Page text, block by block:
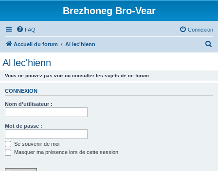
Brezhoneg Bro-Vear
FAQ Connexion
Accueil du forum Al lec'hienn
Al lec'hienn
Vous ne pouvez pas voir ou consulter les sujets de ce forum.
CONNEXION
Nom d’utilisateur :
Mot de passe :
Se souvenir de moi
Masquer ma présence lors de cette session